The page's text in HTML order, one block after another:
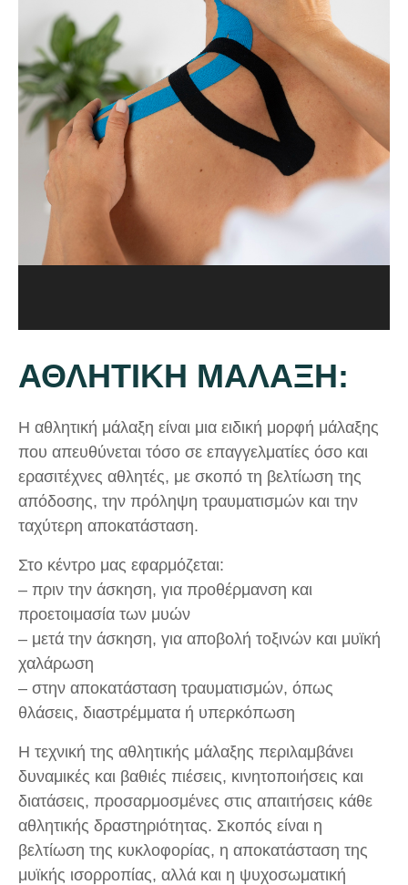
ΑΘΛΗΤΙΚΗ ΜΑΛΑΞΗ:
Η αθλητική μάλαξη είναι μια ειδική μορφή μάλαξης
που απευθύνεται τόσο σε επαγγελματίες όσο και
ερασιτέχνες αθλητές, με σκοπό τη βελτίωση της
απόδοσης, την πρόληψη τραυματισμών και την
ταχύτερη αποκατάσταση.
Στο κέντρο μας εφαρμόζεται:
– πριν την άσκηση, για προθέρμανση και
προετοιμασία των μυών
– μετά την άσκηση, για αποβολή τοξινών και μυϊκή
χαλάρωση
– στην αποκατάσταση τραυματισμών, όπως
θλάσεις, διαστρέμματα ή υπερκόπωση
Η τεχνική της αθλητικής μάλαξης περιλαμβάνει
δυναμικές και βαθιές πιέσεις, κινητοποιήσεις και
διατάσεις, προσαρμοσμένες στις απαιτήσεις κάθε
αθλητικής δραστηριότητας. Σκοπός είναι η
βελτίωση της κυκλοφορίας, η αποκατάσταση της
μυϊκής ισορροπίας, αλλά και η ψυχοσωματική